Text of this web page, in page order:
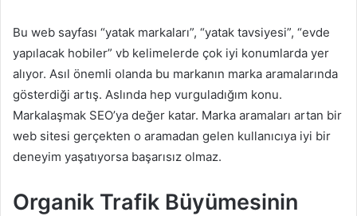
Bu web sayfası “yatak markaları”, “yatak tavsiyesi”, “evde
yapılacak hobiler” vb kelimelerde çok iyi konumlarda yer
alıyor. Asıl önemli olanda bu markanın marka aramalarında
gösterdiği artış. Aslında hep vurguladığım konu.
Markalaşmak SEO’ya değer katar. Marka aramaları artan bir
web sitesi gerçekten o aramadan gelen kullanıcıya iyi bir
deneyim yaşatıyorsa başarısız olmaz.
Organik Trafik Büyümesinin